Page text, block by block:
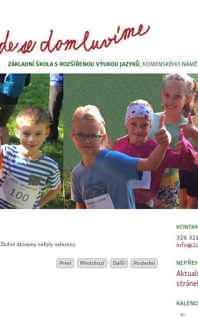
ZÁKLADNÍ ŠKOLA S ROZŠÍŘENOU VÝUKOU JAZYKŮ, KOMENSKÉHO
Žádné záznamy nebyly nalezeny
První Předchozí Další Poslední
326